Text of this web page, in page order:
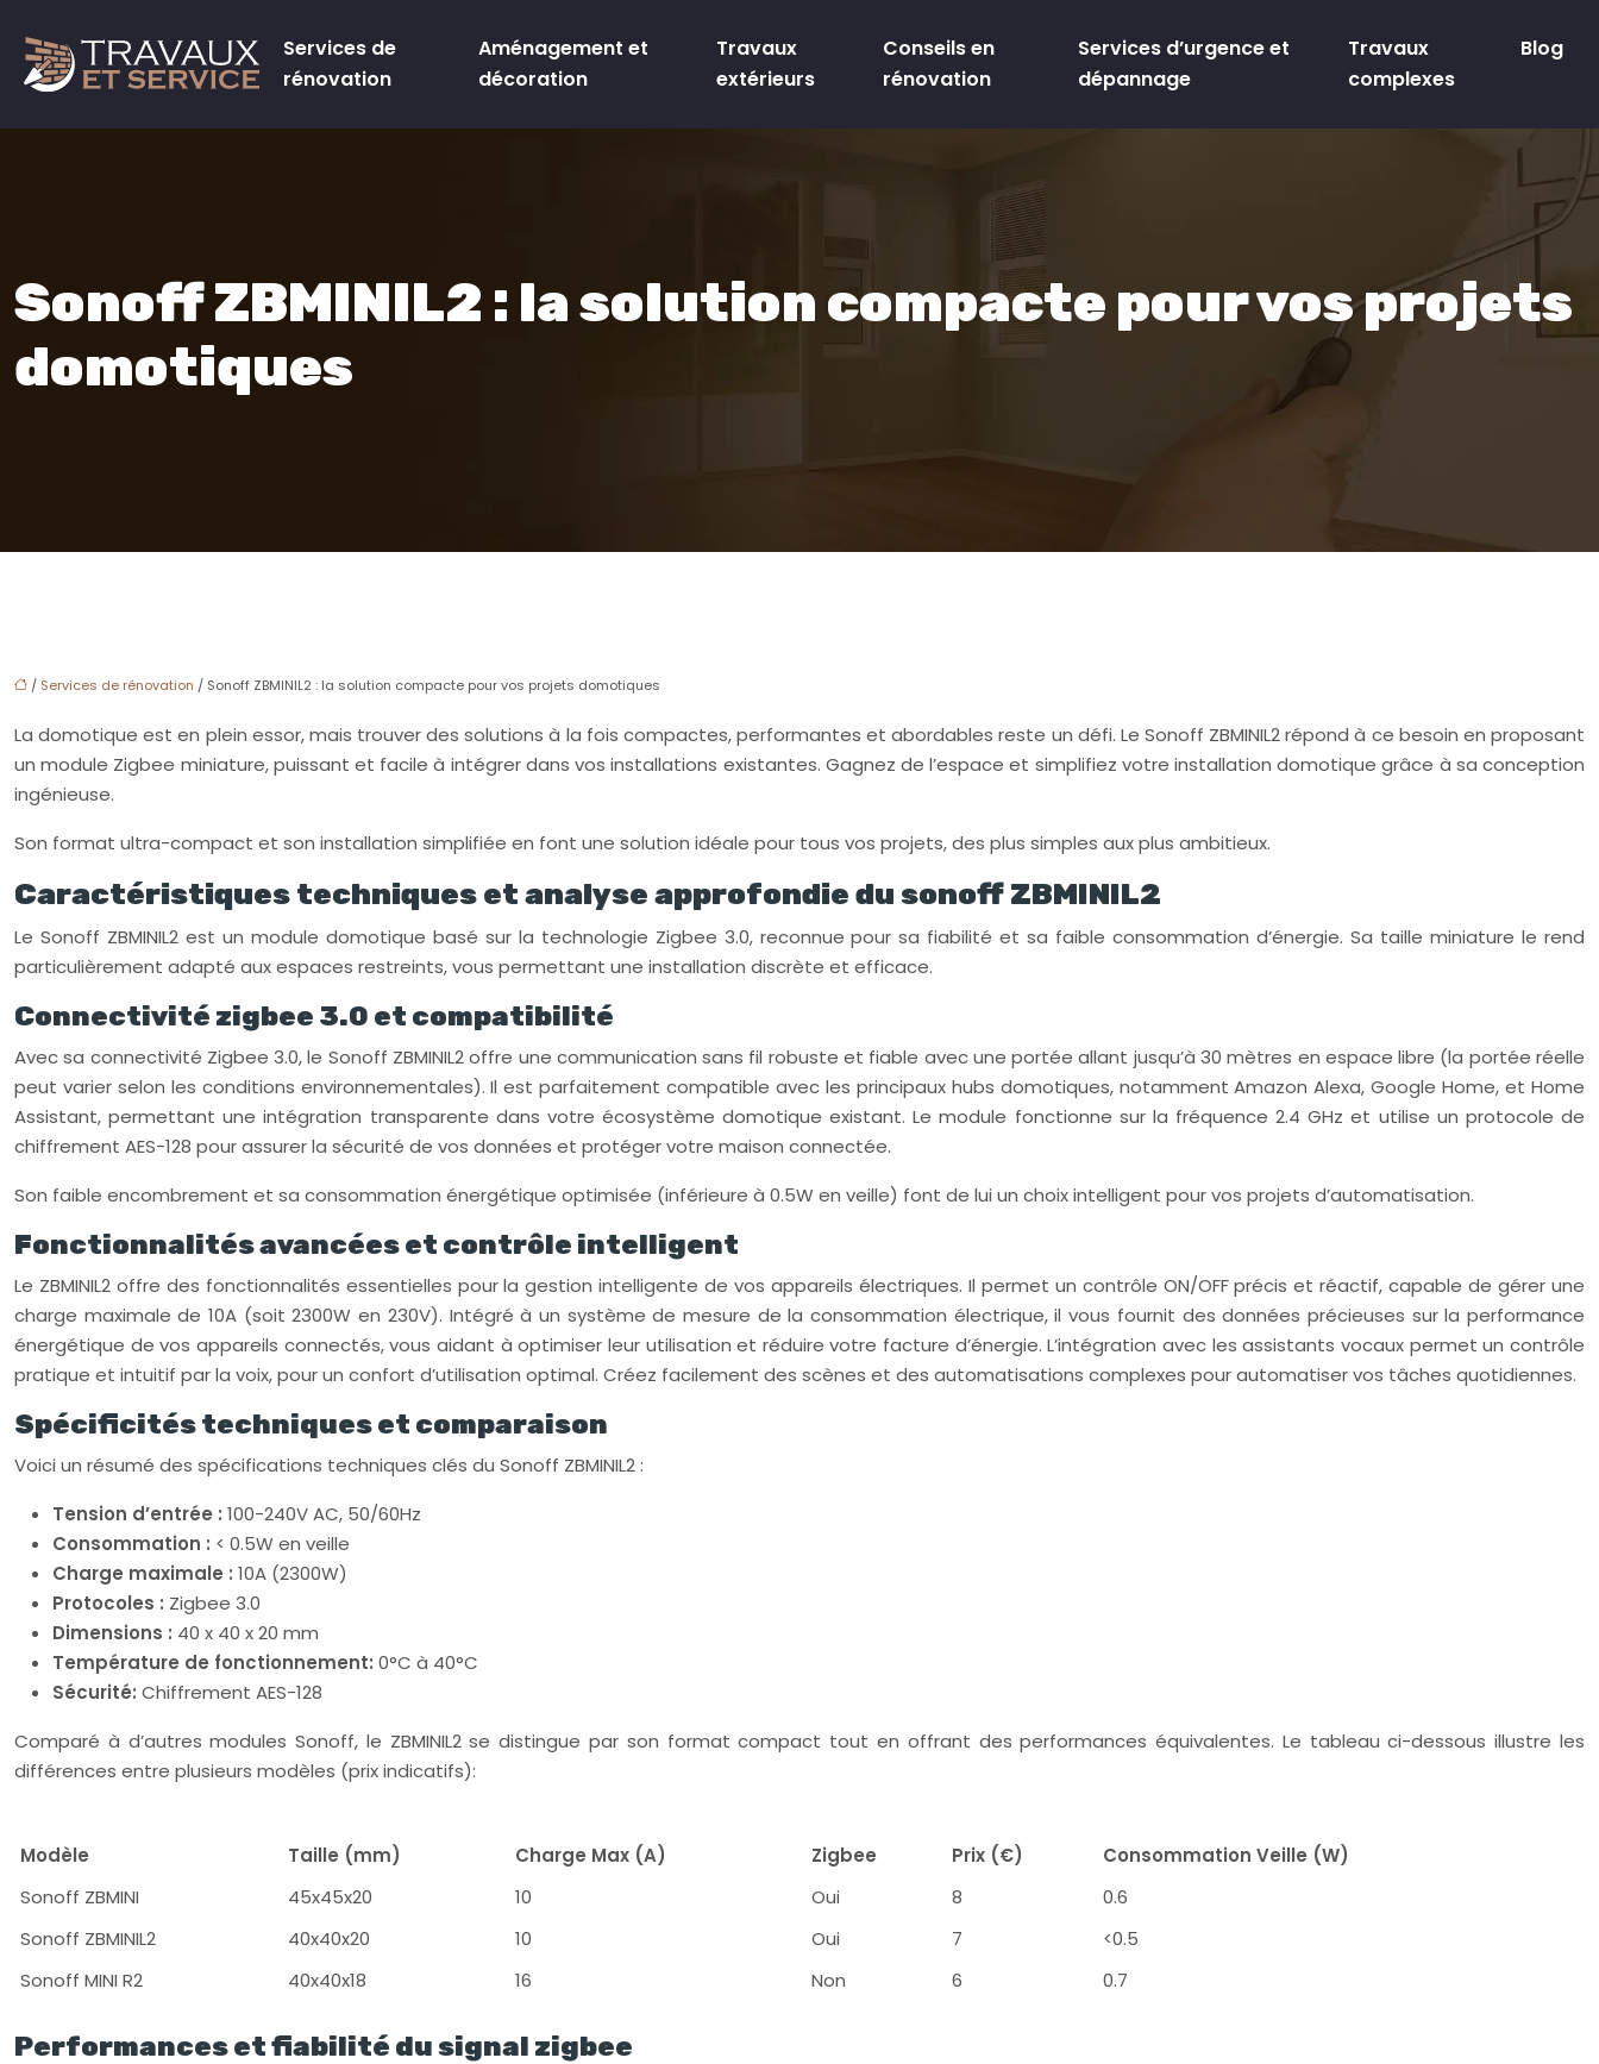
Services de
rénovation
Aménagement et
décoration
Travaux
extérieurs
Conseils en
rénovation
Services d’urgence et
dépannage
Travaux
complexes
Blog
Sonoff ZBMINIL2 : la solution compacte pour vos projets
domotiques
/ Services de rénovation / Sonoff ZBMINIL2 : la solution compacte pour vos projets domotiques
La domotique est en plein essor, mais trouver des solutions à la fois compactes, performantes et abordables reste un défi. Le Sonoff ZBMINIL2 répond à ce besoin en proposant
un module Zigbee miniature, puissant et facile à intégrer dans vos installations existantes. Gagnez de l’espace et simplifiez votre installation domotique grâce à sa conception
ingénieuse.
Son format ultra-compact et son installation simplifiée en font une solution idéale pour tous vos projets, des plus simples aux plus ambitieux.
Caractéristiques techniques et analyse approfondie du sonoff ZBMINIL2
Le Sonoff ZBMINIL2 est un module domotique basé sur la technologie Zigbee 3.0, reconnue pour sa fiabilité et sa faible consommation d’énergie. Sa taille miniature le rend
particulièrement adapté aux espaces restreints, vous permettant une installation discrète et efficace.
Connectivité zigbee 3.0 et compatibilité
Avec sa connectivité Zigbee 3.0, le Sonoff ZBMINIL2 offre une communication sans fil robuste et fiable avec une portée allant jusqu’à 30 mètres en espace libre (la portée réelle
peut varier selon les conditions environnementales). Il est parfaitement compatible avec les principaux hubs domotiques, notamment Amazon Alexa, Google Home, et Home
Assistant, permettant une intégration transparente dans votre écosystème domotique existant. Le module fonctionne sur la fréquence 2.4 GHz et utilise un protocole de
chiffrement AES-128 pour assurer la sécurité de vos données et protéger votre maison connectée.
Son faible encombrement et sa consommation énergétique optimisée (inférieure à 0.5W en veille) font de lui un choix intelligent pour vos projets d’automatisation.
Fonctionnalités avancées et contrôle intelligent
Le ZBMINIL2 offre des fonctionnalités essentielles pour la gestion intelligente de vos appareils électriques. Il permet un contrôle ON/OFF précis et réactif, capable de gérer une
charge maximale de 10A (soit 2300W en 230V). Intégré à un système de mesure de la consommation électrique, il vous fournit des données précieuses sur la performance
énergétique de vos appareils connectés, vous aidant à optimiser leur utilisation et réduire votre facture d’énergie. L’intégration avec les assistants vocaux permet un contrôle
pratique et intuitif par la voix, pour un confort d’utilisation optimal. Créez facilement des scènes et des automatisations complexes pour automatiser vos tâches quotidiennes.
Spécificités techniques et comparaison
Voici un résumé des spécifications techniques clés du Sonoff ZBMINIL2 :
Tension d’entrée : 100-240V AC, 50/60Hz
Consommation : < 0.5W en veille
Charge maximale : 10A (2300W)
Protocoles : Zigbee 3.0
Dimensions : 40 x 40 x 20 mm
Température de fonctionnement: 0°C à 40°C
Sécurité: Chiffrement AES-128
Comparé à d’autres modules Sonoff, le ZBMINIL2 se distingue par son format compact tout en offrant des performances équivalentes. Le tableau ci-dessous illustre les
différences entre plusieurs modèles (prix indicatifs):
Modèle Taille (mm) Charge Max (A) Zigbee Prix (€)
Consommation Veille (W)
Sonoff ZBMINI
45x45x20 10 Oui 8
0.6
Sonoff ZBMINIL2
40x40x20 10 Oui 7
<0.5
Sonoff MINI R2
40x40x18 16 Non 6 0.7
Performances et fiabilité du signal zigbee